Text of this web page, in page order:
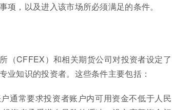
，以及进入该市场所必须满足的条件。
（CFFEX）和相关期货公司对投资者设定了
业知识的投资者。这些条件主要包括：
通常要求投资者账户内可用资金不低于人民